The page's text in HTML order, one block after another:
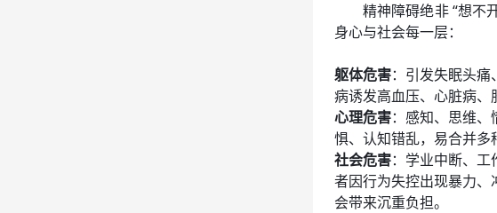
精神障碍绝非 “想不
身心与社会每一层：
躯体危害：引发失眠头
病诱发高血压、心脏病、
心理危害：感知、思维
惧、认知错乱，易合并多
社会危害：学业中断、
者因行为失控出现暴力
会带来沉重负担。